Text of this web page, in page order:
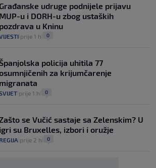
Građanske udruge podnijele prijavu
MUP-u i DORH-u zbog ustaških
pozdrava u Kninu
prije 1 h 0
policija uhitila 77
za krijumčarenje
migranata
prije 1 h 0
se Vučić sastaje sa Zelenskim? U
igri su Bruxelles, izbori i oružje
REGIJA prije 2 h 0